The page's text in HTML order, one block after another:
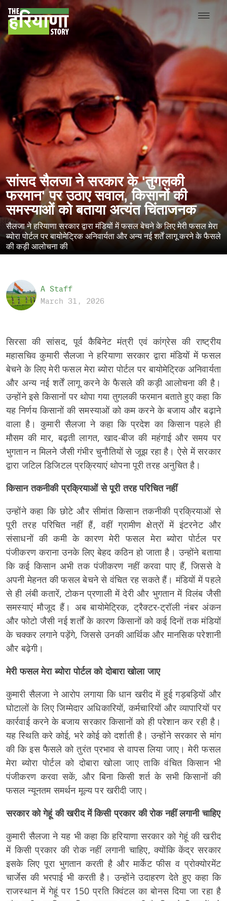
सांसद सैलजा ने सरकार के 'तुगलकी
फरमान' पर उठाए सवाल, किसानों की
समस्याओं को बताया अत्यंत चिंताजनक
सैलजा ने हरियाणा सरकार द्वारा मंडियों में फसल बेचने के लिए मेरी फसल मेरा
ब्योरा पोर्टल पर बायोमेट्रिक अनिवार्यता और अन्य नई शर्तें लागू करने के फैसले
की कड़ी आलोचना की
A Staff
March 31, 2026
सिरसा की सांसद, पूर्व कैबिनेट मंत्री एवं कांग्रेस की राष्ट्रीय
महासचिव कुमारी सैलजा ने हरियाणा सरकार द्वारा मंडियों में फसल
बेचने के लिए मेरी फसल मेरा ब्योरा पोर्टल पर बायोमेट्रिक अनिवार्यता
और अन्य नई शर्तें लागू करने के फैसले की कड़ी आलोचना की है।
उन्होंने इसे किसानों पर थोपा गया तुगलकी फरमान बताते हुए कहा कि
यह निर्णय किसानों की समस्याओं को कम करने के बजाय और बढ़ाने
वाला है। कुमारी सैलजा ने कहा कि प्रदेश का किसान पहले ही
मौसम की मार, बढ़ती लागत, खाद-बीज की महंगाई और समय पर
भुगतान न मिलने जैसी गंभीर चुनौतियों से जूझ रहा है। ऐसे में सरकार
द्वारा जटिल डिजिटल प्रक्रियाएं थोपना पूरी तरह अनुचित है।
किसान तकनीकी प्रक्रियाओं से पूरी तरह परिचित नहीं
उन्होंने कहा कि छोटे और सीमांत किसान तकनीकी प्रक्रियाओं से
पूरी तरह परिचित नहीं हैं, वहीं ग्रामीण क्षेत्रों में इंटरनेट और
संसाधनों की कमी के कारण मेरी फसल मेरा ब्योरा पोर्टल पर
पंजीकरण कराना उनके लिए बेहद कठिन हो जाता है। उन्होंने बताया
कि कई किसान अभी तक पंजीकरण नहीं करवा पाए हैं, जिससे वे
अपनी मेहनत की फसल बेचने से वंचित रह सकते हैं। मंडियों में पहले
से ही लंबी कतारें, टोकन प्रणाली में देरी और भुगतान में विलंब जैसी
समस्याएं मौजूद हैं। अब बायोमेट्रिक, ट्रैक्टर-ट्रॉली नंबर अंकन
और फोटो जैसी नई शर्तों के कारण किसानों को कई दिनों तक मंडियों
के चक्कर लगाने पड़ेंगे, जिससे उनकी आर्थिक और मानसिक परेशानी
और बढ़ेगी।
मेरी फसल मेरा ब्योरा पोर्टल को दोबारा खोला जाए
कुमारी सैलजा ने आरोप लगाया कि धान खरीद में हुई गड़बड़ियों और
घोटालों के लिए जिम्मेदार अधिकारियों, कर्मचारियों और व्यापारियों पर
कार्रवाई करने के बजाय सरकार किसानों को ही परेशान कर रही है।
यह स्थिति करे कोई, भरे कोई को दर्शाती है। उन्होंने सरकार से मांग
की कि इस फैसले को तुरंत प्रभाव से वापस लिया जाए। मेरी फसल
मेरा ब्योरा पोर्टल को दोबारा खोला जाए ताकि वंचित किसान भी
पंजीकरण करवा सकें, और बिना किसी शर्त के सभी किसानों की
फसल न्यूनतम समर्थन मूल्य पर खरीदी जाए।
सरकार को गेहूं की खरीद में किसी प्रकार की रोक नहीं लगानी चाहिए
कुमारी सैलजा ने यह भी कहा कि हरियाणा सरकार को गेहूं की खरीद
में किसी प्रकार की रोक नहीं लगानी चाहिए, क्योंकि केंद्र सरकार
इसके लिए पूरा भुगतान करती है और मार्केट फीस व प्रोक्योरमेंट
चार्जेस की भरपाई भी करती है। उन्होंने उदाहरण देते हुए कहा कि
राजस्थान में गेहूं पर 150 प्रति क्विंटल का बोनस दिया जा रहा है